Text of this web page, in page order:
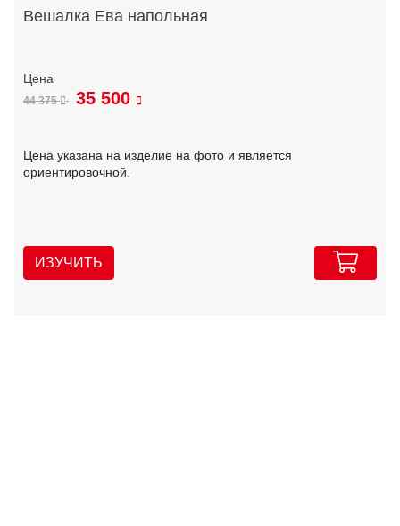
Вешалка Ева напольная
44 375 35 500
Цена указана на изделие на фото и является
ориентировочной.
ИЗУЧИТЬ